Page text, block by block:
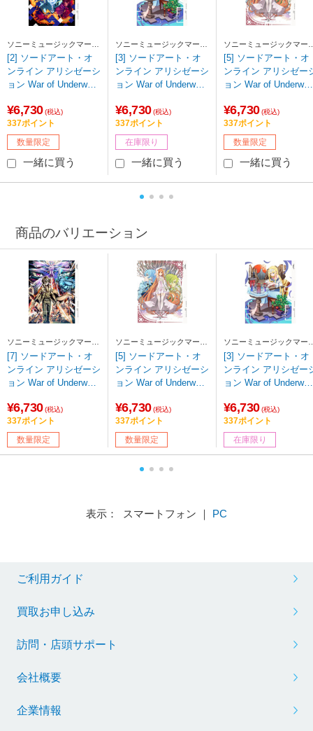
ソニーミュージックマーケ
ティング
[2] ソードアート・オ
ンライン アリシゼーシ
ョン War of Underworl
版】 DVD 【sof001】
¥6,730 (税込)
337ポイント
数量限定
一緒に買う
ソニーミュージックマーケ
ティング
[3] ソードアート・オ
ンライン アリシゼーシ
ョン War of Underworl
版】 DVD 【852】
¥6,730 (税込)
337ポイント
在庫限り
一緒に買う
ソニーミュージックマー
ティング
[5] ソードアート・オ
ンライン アリシゼー
ョン War of Underworl
版】 DVD 【sof001】
¥6,730 (税込)
337ポイント
数量限定
一緒に買う
商品のバリエーション
ソニーミュージックマーケ
ティング
[7] ソードアート・オ
ンライン アリシゼーシ
ョン War of Underworl
版】 DVD 【sof001】
¥6,730 (税込)
337ポイント
数量限定
ソニーミュージックマーケ
ティング
[5] ソードアート・オ
ンライン アリシゼーシ
ョン War of Underworl
版】 DVD 【sof001】
¥6,730 (税込)
337ポイント
数量限定
ソニーミュージックマー
ティング
[3] ソードアート・オ
ンライン アリシゼー
ョン War of Underworl
版】 DVD 【852】
¥6,730 (税込)
337ポイント
在庫限り
表示： スマートフォン ｜ PC
ご利用ガイド
買取お申し込み
訪問・店頭サポート
会社概要
企業情報